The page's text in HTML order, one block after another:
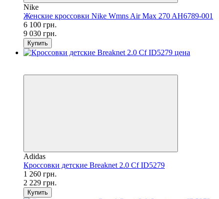
Nike
Женские кроссовки Nike Wmns Air Max 270 AH6789-001
6 100 грн.
9 030 грн.
Купить
Adidas
Кроссовки детские Breaknet 2.0 Cf ID5279
1 260 грн.
2 229 грн.
Купить